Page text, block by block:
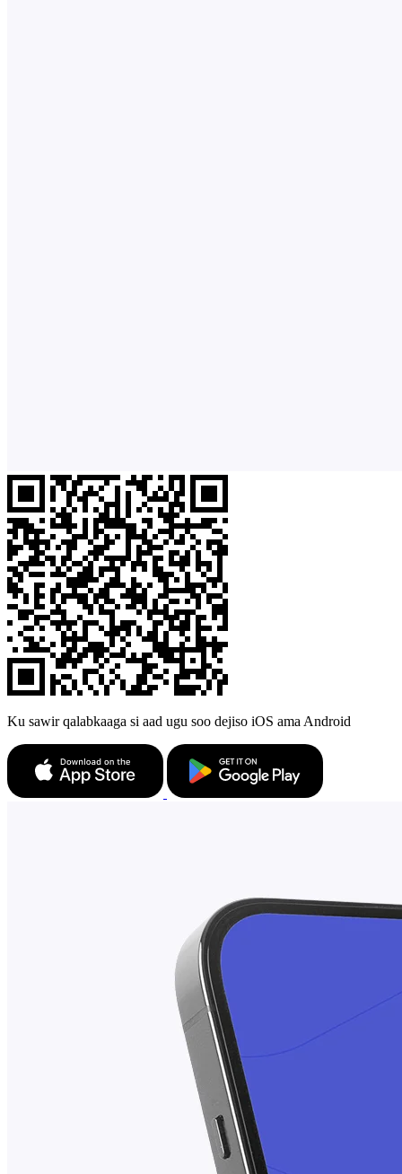
Ku sawir qalabkaaga si aad ugu soo dejiso iOS ama Android